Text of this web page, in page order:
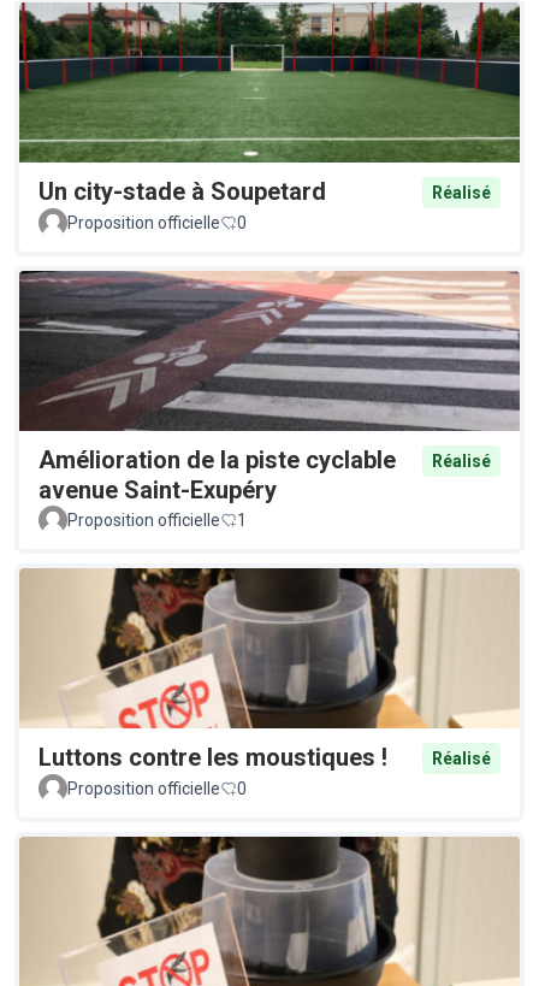
Un city-stade à Soupetard
Réalisé
Proposition officielle
0
Amélioration de la piste cyclable
avenue Saint-Exupéry
Réalisé
Proposition officielle 1
Luttons contre les moustiques !
Réalisé
Proposition officielle
0